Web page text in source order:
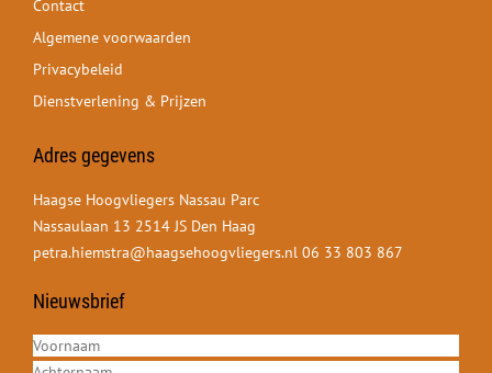
Contact
Algemene voorwaarden
Privacybeleid
Dienstverlening & Prijzen
Adres gegevens
Haagse Hoogvliegers Nassau Parc
Nassaulaan 13 2514 JS Den Haag
petra.hiemstra@haagsehoogvliegers.nl 06 33 803 867
Nieuwsbrief